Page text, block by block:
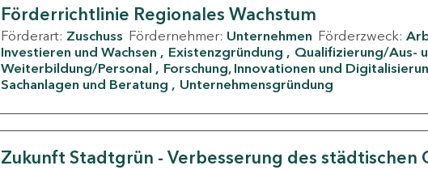
Förderrichtlinie Regionales Wachstum
Förderart: Zuschuss Fördernehmer: Unternehmen Förderzweck:
Investieren und Wachsen
Existenzgründung
Qualifizierung/Aus-
Weiterbildung/Personal
Forschung, Innovationen und
Sachanlagen und Beratung
Unternehmensgründung
Zukunft Stadtgrün - Verbesserung des städtischen